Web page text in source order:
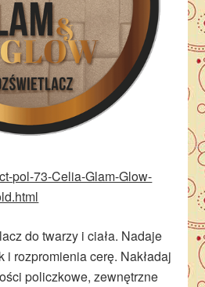
pol-73-Celia-Glam-Glow-
do twarzy i ciała. Nadaje
i rozpromienia cerę. Nakładaj
policzkowe, zewnętrzne